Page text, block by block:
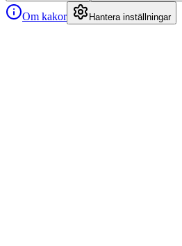
Om kakor Hantera inställningar